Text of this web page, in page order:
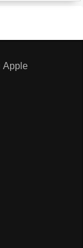
Apple